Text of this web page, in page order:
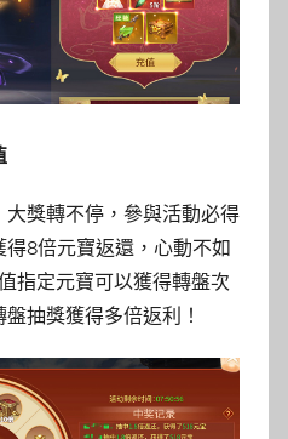
獎轉不停，參與活動必得
8倍元寶返還，心動不如
指定元寶可以獲得轉盤次
抽獎獲得多倍返利！